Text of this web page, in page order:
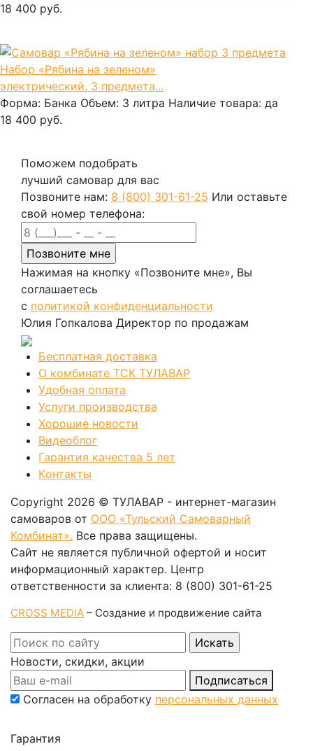
18 400 руб.
Набор «Рябина на зеленом»
электрический, 3 предмета...
Форма: Банка Объем: 3 литра Наличие товара: да
18 400 руб.
Поможем подобрать
лучший самовар для вас
Позвоните нам: 8 (800) 301-61-25 Или оставьте
свой номер телефона:
Нажимая на кнопку «Позвоните мне», Вы
соглашаетесь
с политикой конфиденциальности
Юлия Гопкалова Директор по продажам
Бесплатная доставка
О комбинате ТСК ТУЛАВАР
Удобная оплата
Услуги производства
Хорошие новости
Видеоблог
Гарантия качества 5 лет
Kонтакты
Copyright 2026 © ТУЛАВАР - интернет-магазин
самоваров от ООО «Тульский Самоварный
Комбинат». Все права защищены.
Сайт не является публичной офертой и носит
информационный характер. Центр
ответственности за клиента: 8 (800) 301-61-25
CROSS MEDIA – Создание и продвижение сайта
Новости, скидки, акции
Подписаться
Согласен на обработку персональных данных
Гарантия